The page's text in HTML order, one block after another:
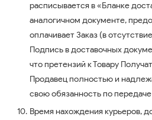
расписывается в «Бланке
аналогичном документе,
оплачивает Заказ (в
Подпись в доставочных
что претензий к Товару
Продавец полностью и
свою обязанность по передаче
Время нахождения курьеров,